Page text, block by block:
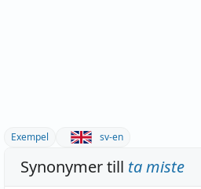
Exempel sv-en
Synonymer till ta miste